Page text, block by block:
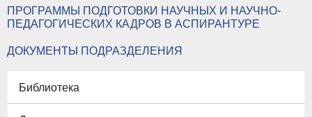
ПРОГРАММЫ ПОДГОТОВКИ НАУЧНЫХ И НАУЧНО-
ПЕДАГОГИЧЕСКИХ КАДРОВ В АСПИРАНТУРЕ
ДОКУМЕНТЫ ПОДРАЗДЕЛЕНИЯ
Библиотека